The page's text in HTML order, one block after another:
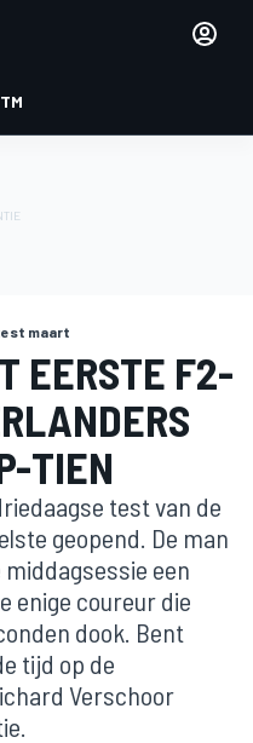
maart
EERSTE F2-
TIEN
test van de
geopend. De man
een
enige coureur die
dook. Bent
tijd op de
Verschoor